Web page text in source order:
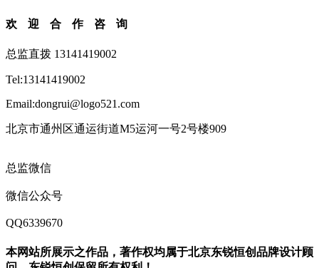
欢迎合作咨询
总监直拨 13141419002
Tel:13141419002
Email:dongrui@logo521.com
北京市通州区通运街道M5运河一号2号楼909
总监微信
微信公众号
QQ6339670
本网站所展示之作品，著作权均属于北京东锐恒创品牌设计顾